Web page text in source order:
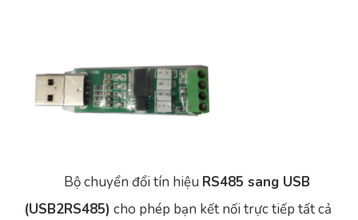
Bộ chuyển đổi tín hiệu RS485 sang USB
(USB2RS485) cho phép bạn kết nối trực tiếp tất cả